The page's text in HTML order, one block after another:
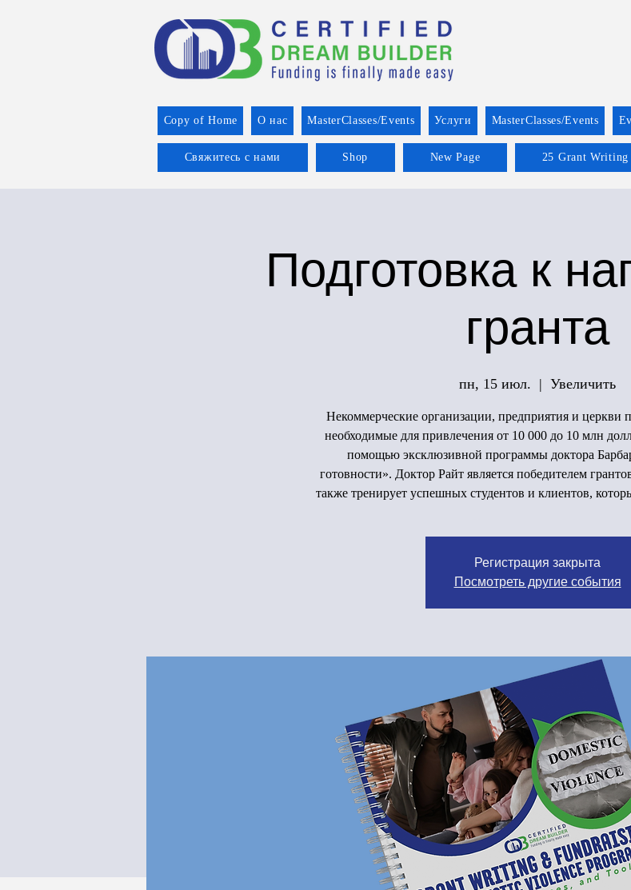
Copy of Home О нас MasterClasses/Events Услуги MasterClasses/Events
Свяжитесь с нами Shop New Page 25 Grant
Подготовка к
гранта
пн, 15 июл.
  |
Увеличить
Некоммерческие организации, предприятия и церкви
необходимые для привлечения от 10 000 до 10 млн
помощью эксклюзивной программы доктора
готовности». Доктор Райт является победителем
также тренирует успешных студентов и клиентов,
Регистрация закрыта
Посмотреть другие события